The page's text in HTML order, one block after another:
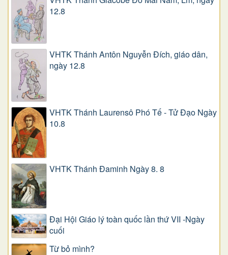
12.8
VHTK Thánh Antôn Nguyễn Ðích, giáo dân,
ngày 12.8
VHTK Thánh Laurensô Phó Tế - Tử Đạo Ngày
10.8
VHTK Thánh Đaminh Ngày 8. 8
Đại Hội Giáo lý toàn quốc lần thứ VII -Ngày
cuối
Từ bỏ mình?